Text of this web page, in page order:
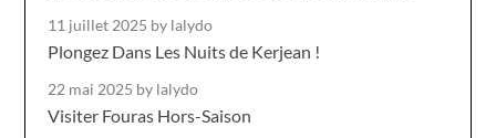
11 juillet 2025 by lalydo
Plongez Dans Les Nuits de Kerjean !
22 mai 2025 by lalydo
Visiter Fouras Hors-Saison